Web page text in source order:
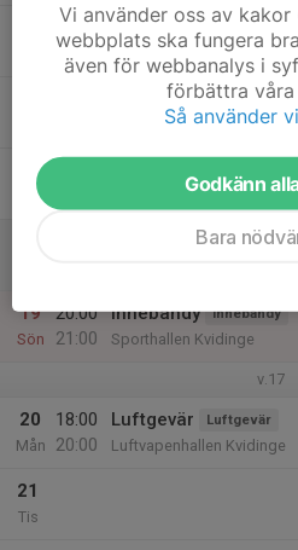
Luftgevär Luftgevär
Luftvapenhallen Kvidinge
17
Fre
19
Sön
20:00
21:00
Innebandy Innebandy
Sporthallen Kvidinge
v.17
20
Mån
18:00
20:00
Luftgevär Luftgevär
Luftvapenhallen Kvidinge
21
Tis
Vi använder oss av
webbplats ska fungera
även för webbanalys i
förbättra våra
Så använder
Godkänn
Bara